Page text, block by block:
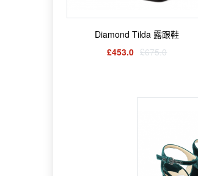
Diamond Tilda 露跟鞋
£453.0 £675.0